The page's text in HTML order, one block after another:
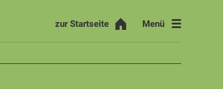
zur Startseite Menü